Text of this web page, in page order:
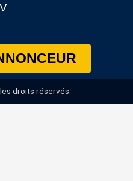
droits réservés.